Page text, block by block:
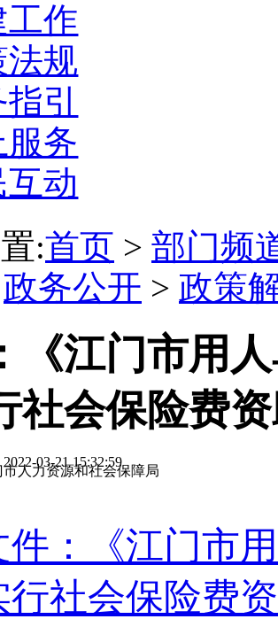
工作
法规
引
服务
动
:首页 > 部门频
政务公开 > 政策
《江门市用
社会保险费
03-21 15:32:59
人力资源和社会保障局
件：《江门市
行社会保险费